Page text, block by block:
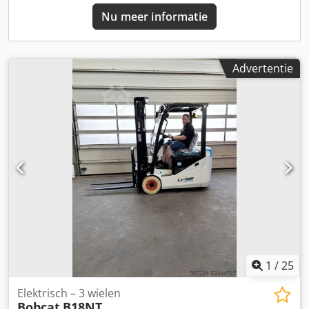
Nu meer informatie
Advertentie
1 /25
Elektrisch – 3 wielen